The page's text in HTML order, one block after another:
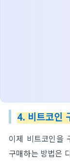
4. 비트코인
이제 비트코인을
구매하는 방법은